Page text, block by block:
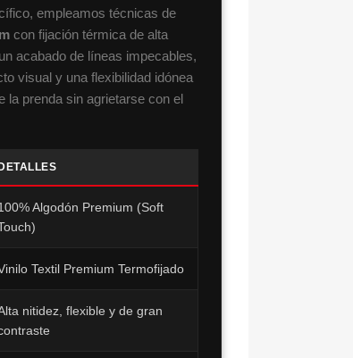
empleamos técnicas de
con fijación térmica de alta
acabado de líneas impecables,
visual y una flexibilidad idónea
la prenda sin agrietarse con el
DETALLES
Algodón Premium (Soft
Textil Premium Termofijado
nitidez, flexible y de gran